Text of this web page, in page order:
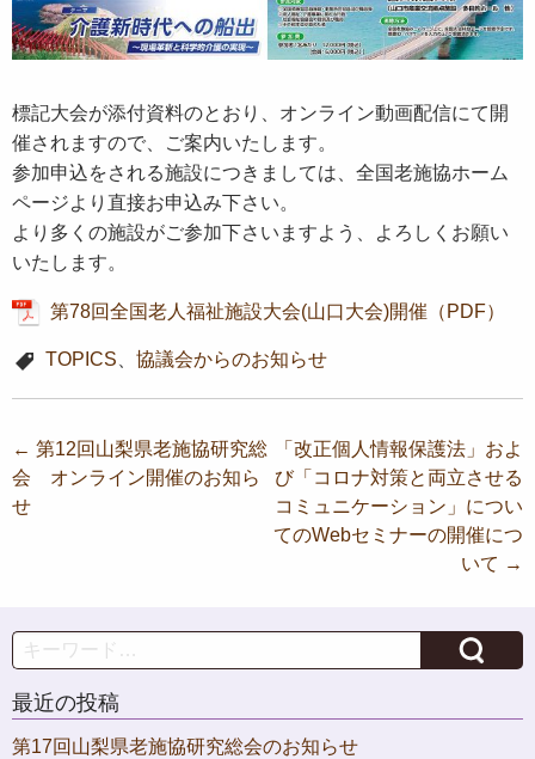
標記大会が添付資料のとおり、オンライン動画配信にて開
催されますので、ご案内いたします。
参加申込をされる施設につきましては、全国老施協ホーム
ページより直接お申込み下さい。
より多くの施設がご参加下さいますよう、よろしくお願い
いたします。
第78回全国老人福祉施設大会(山口大会)開催（PDF）
TOPICS 協議会からのお知らせ
投
稿
ー
ョ
← 第12回山梨県老施協研究総
会 オンライン開催のお知ら
せ
「改正個人情報保護法」およ
び「コロナ対策と両立させる
コミュニケーション」につい
てのWebセミナーの開催につ
いて →
Search
最近の投稿
第17回山梨県老施協研究総会のお知らせ